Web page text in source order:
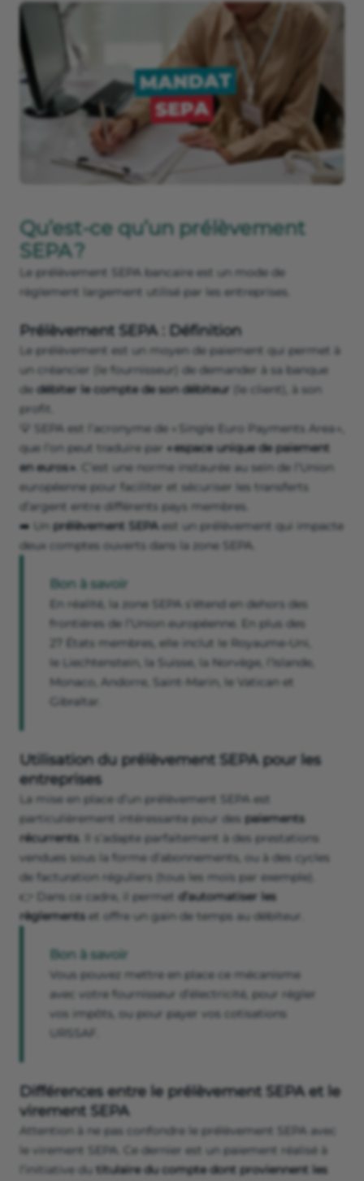
Qu’est-ce qu’un prélèvement
SEPA ?
Le prélèvement SEPA bancaire est un mode de
règlement largement utilisé par les entreprises.
Prélèvement SEPA : Définition
Le prélèvement est un moyen de paiement qui permet à
un créancier (le fournisseur) de demander à sa banque
de débiter le compte de son débiteur (le client), à son
profit.
💡 SEPA est l’acronyme de « Single Euro Payments Area »,
que l’on peut traduire par « espace unique de paiement
en euros » . C’est une norme instaurée au sein de l’Union
européenne pour faciliter et sécuriser les transferts
d’argent entre différents pays membres.
➡️ Un prélèvement SEPA est un prélèvement qui impacte
deux comptes ouverts dans la zone SEPA.
Bon à savoir
En réalité, la zone SEPA s’étend en dehors des
frontières de l’Union européenne. En plus des
27 États membres, elle inclut le Royaume-Uni,
le Liechtenstein, la Suisse, la Norvège, l’Islande,
Monaco, Andorre, Saint-Marin, le Vatican et
Gibraltar.
Utilisation du prélèvement SEPA pour les
entreprises
La mise en place d’un prélèvement SEPA est
particulièrement intéressante pour des paiements
récurrents. Il s’adapte parfaitement à des prestations
vendues sous la forme d’abonnements, ou à des cycles
de facturation réguliers (tous les mois par exemple).
👉 Dans ce cadre, il permet d’automatiser les
règlements et offre un gain de temps au débiteur.
Bon à savoir
Vous pouvez mettre en place ce mécanisme
avec votre fournisseur d’électricité, pour régler
vos impôts, ou pour payer vos cotisations
URSSAF.
Différences entre le prélèvement SEPA et le
virement SEPA
Attention à ne pas confondre le prélèvement SEPA avec
le virement SEPA. Ce dernier est un paiement réalisé à
l’initiative du titulaire du compte dont proviennent les